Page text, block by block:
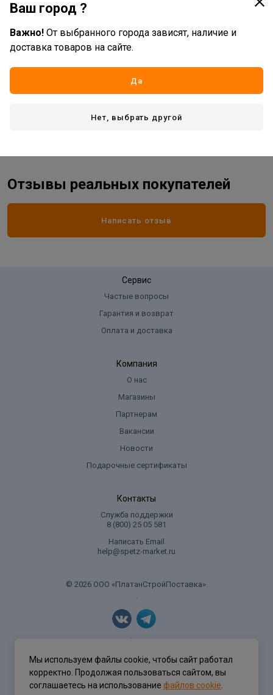
Характеристики
Основные
Бренд
Отзывы реальных покупателей
Написать отзыв
Сервис
Частые вопросы
Гарантия и возврат
Оплата и доставка
Компания
О нас
Магазины
Партнерам
Вакансии
Новости
Подарочные сертификаты
Контакты
Служба поддержки
8 (800) 25 05 581
Написать Email
help@spetz-market.ru
© 2026 ООО «ПлатанСтройПоставка».
.
Политика конфиденциальности
Ваш город ?
Важно! От выбранного города зависят, наличие и
доставка товаров на сайте.
Да
Нет, выбрать другой
Мы используем файлы cookie, чтобы сайт работал
корректно. Продолжая пользоваться сайтом, вы
соглашаетесь на использование файлов cookie